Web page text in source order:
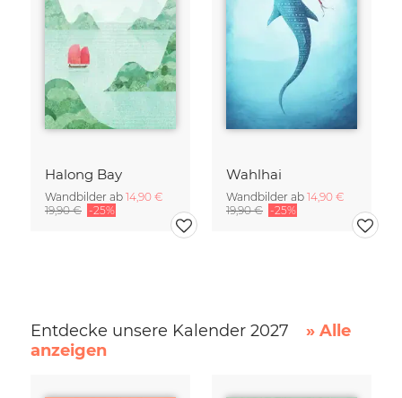
Halong Bay
Wandbilder ab 14,90 €
19,90 € -25%
Wahlhai
Wandbilder ab 14,90 €
19,90 € -25%
Entdecke unsere Kalender 2027
» Alle
anzeigen